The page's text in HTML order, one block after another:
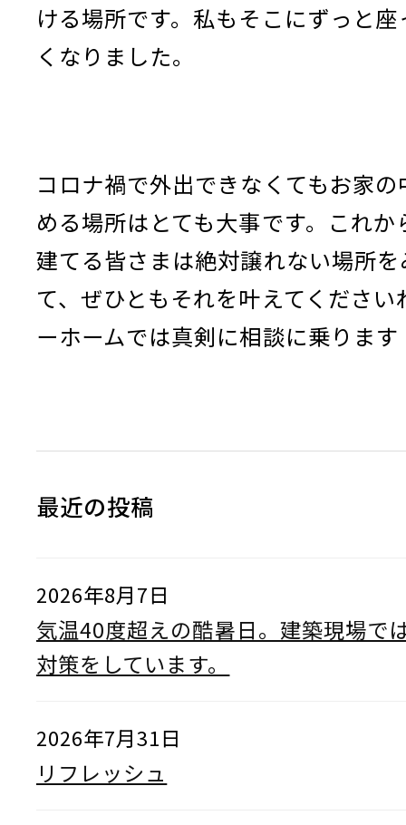
ける場所です。私もそこにずっと座
くなりました。
コロナ禍で外出できなくてもお家
める場所はとても大事です。これか
建てる皆さまは絶対譲れない場所
て、ぜひともそれを叶えてください
ーホームでは真剣に相談に乗ります
最近の投稿
2026年8月7日
気温40度超えの酷暑日。建築現場で
対策をしています。
2026年7月31日
リフレッシュ